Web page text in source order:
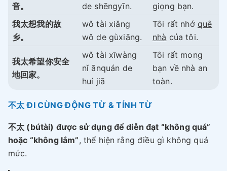
音。
de shēngyīn.
giọng bạn.
我太想我的故
乡。
wǒ tài xiǎng
wǒ de gùxiāng.
Tôi rất nhớ quê
nhà của tôi.
我太希望你安全
地回家。
wǒ tài xīwàng
nǐ ānquán de
huí jiā
Tôi rất mong
bạn về nhà an
toàn.
不太 ĐI CÙNG ĐỘNG TỪ & TÍNH TỪ
不太 (bútài) được sử dụng để diễn đạt “không quá”
hoặc “không lắm”, thể hiện rằng điều gì không quá
mức.